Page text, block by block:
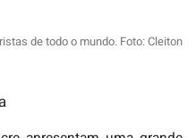
de todo o mundo. Foto: Cleiton